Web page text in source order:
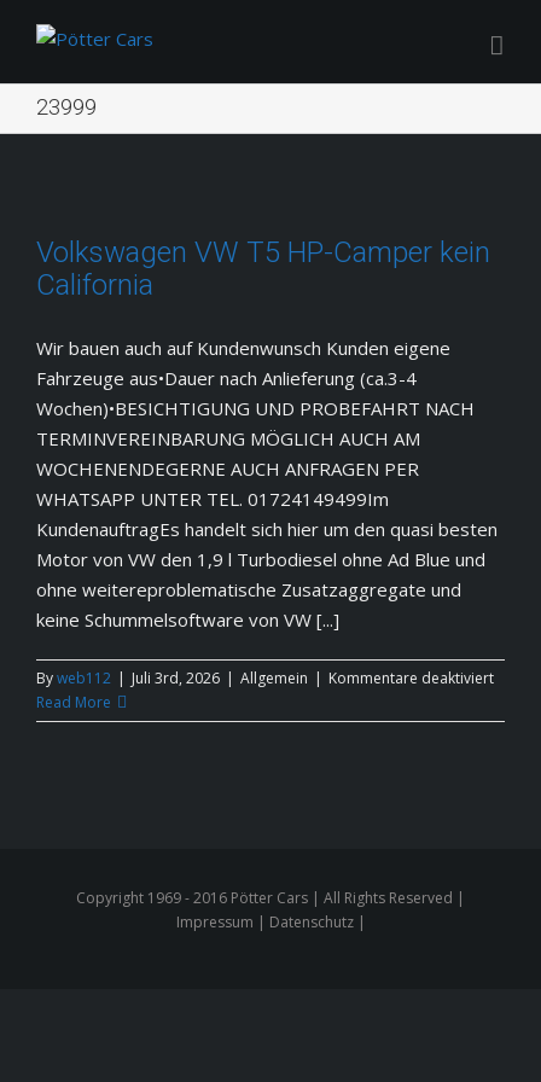
23999
Volkswagen VW T5 HP-Camper kein
California
Wir bauen auch auf Kundenwunsch Kunden eigene
Fahrzeuge aus•Dauer nach Anlieferung (ca.3-4
Wochen)•BESICHTIGUNG UND PROBEFAHRT NACH
TERMINVEREINBARUNG MÖGLICH AUCH AM
WOCHENENDEGERNE AUCH ANFRAGEN PER
WHATSAPP UNTER TEL. 01724149499Im
KundenauftragEs handelt sich hier um den quasi besten
Motor von VW den 1,9 l Turbodiesel ohne Ad Blue und
ohne weitereproblematische Zusatzaggregate und
keine Schummelsoftware von VW [...]
Byweb112 | Juli 3rd, 2026 | Allgemein | Kommentare deaktiviertfür
VW
Read More
Copyright 1969 - 2016 Pötter Cars | All Rights Reserved |
Impressum | Datenschutz |